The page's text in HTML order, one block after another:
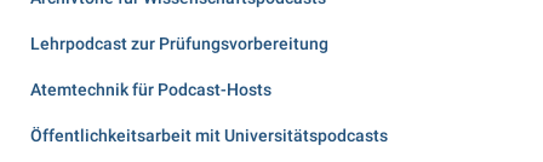
Lehrpodcast zur Prüfungsvorbereitung
Atemtechnik für Podcast-Hosts
Öffentlichkeitsarbeit mit Universitätspodcasts